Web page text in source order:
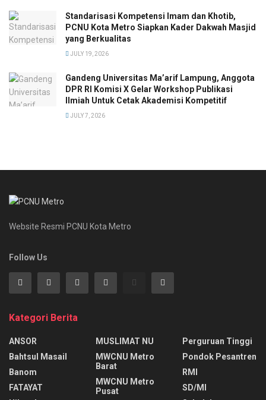
Standarisasi Kompetensi Imam dan Khotib,
PCNU Kota Metro Siapkan Kader Dakwah Masjid
yang Berkualitas
JULY 19, 2026
Gandeng Universitas Ma’arif Lampung, Anggota
DPR RI Komisi X Gelar Workshop Publikasi
Ilmiah Untuk Cetak Akademisi Kompetitif
JULY 7, 2026
Website Resmi PCNU Kota Metro
Follow Us
Kategori Berita
ANSOR
Bahtsul Masail
Banom
FATAYAT
MUSLIMAT NU
MWCNU Metro
Barat
MWCNU Metro
Pusat
Perguruan Tinggi
Pondok Pesantren
RMI
SD/MI